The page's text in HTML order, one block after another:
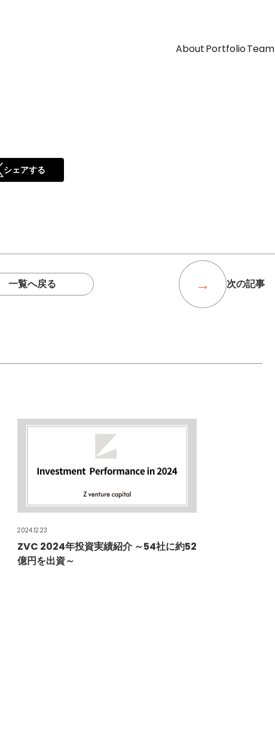
AboutPortfolioTeam
シェアする
一覧へ戻る 次の記事
2024.12.23
ZVC 2024年投資実績紹介 ～54社に約52
億円を出資～